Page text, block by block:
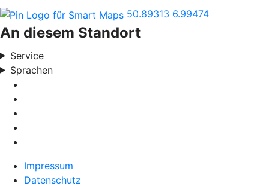
50.89313 6.99474
An diesem Standort
Service
Sprachen
Impressum
Datenschutz